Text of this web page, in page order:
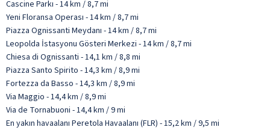
Cascine Parkı - 14 km / 8,7 mi
Yeni Floransa Operası - 14 km / 8,7 mi
Piazza Ognissanti Meydanı - 14 km / 8,7 mi
Leopolda İstasyonu Gösteri Merkezi - 14 km / 8,7 mi
Chiesa di Ognissanti - 14,1 km / 8,8 mi
Piazza Santo Spirito - 14,3 km / 8,9 mi
Fortezza da Basso - 14,3 km / 8,9 mi
Via Maggio - 14,4 km / 8,9 mi
Via de Tornabuoni - 14,4 km / 9 mi
En yakın havaalanı Peretola Havaalanı (FLR) - 15,2 km / 9,5 mi